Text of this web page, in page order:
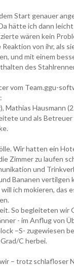
Start genauer
hätte ich dann
wären kein
von ihr, als
und mit einem
des
vom Team.ggu-
Mathias Hausmann
und als
Wir hatten ein
Zimmer zu laufen
und
Bananen vertilgen
ich mokieren, das
So begleiteten wir
- im Anflug von
–S- zugewiesen
C herbei.
– trotz